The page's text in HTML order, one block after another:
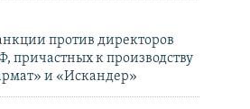
против директоров
причастных к производству
и «Искандер»